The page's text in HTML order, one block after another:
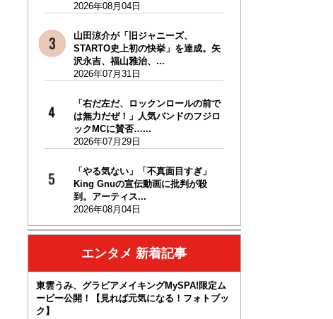
2026年08月04日
山田涼介が「旧ジャニーズ、
STARTO史上初の快挙」を達成。矢
沢永吉、福山雅治、...
2026年07月31日
「右だ左だ、ロックンロールの前で
は無力だぜ！」人気バンドのフジロ
ックMCに賛否…...
2026年07月29日
「やる気ない」「不真面目すぎ」
King Gnuの宣伝動画に批判が殺
到。アーティス...
2026年08月04日
エンタメ 新着記事
東雲うみ、グラビアメイキングMySPA!限定ム
ービー公開！【見れば元気になる！フォトブッ
ク】